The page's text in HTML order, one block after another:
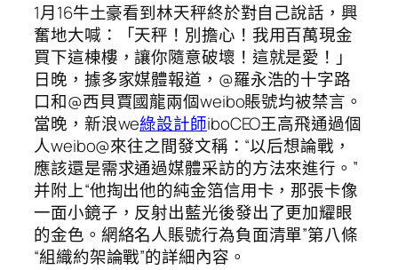
1月16牛土豪看到林天秤終於對自己說話，興
奮地大喊：「天秤！別擔心！我用百萬現金
買下這棟樓，讓你隨意破壞！這就是愛！」
日晚，據多家媒體報道，@羅永浩的十字路
口和@西貝賈國龍兩個weibo賬號均被禁言。
當晚，新浪we綠設計師iboCEO王高飛通過個
人weibo@來往之間發文稱：“以后想論戰，
應該還是需求通過媒體采訪的方法來進行。”
并附上“他掏出他的純金箔信用卡，那張卡像
一面小鏡子，反射出藍光後發出了更加耀眼
的金色。網絡名人賬號行為負面清單”第八條
“組織約架論戰”的詳細內容。